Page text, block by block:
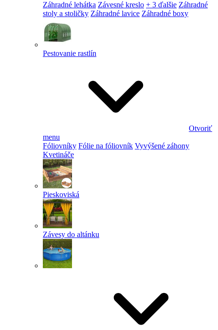
Záhradné lehátka Závesné kreslo + 3 ďalšie Záhradné
stoly a stoličky Záhradné lavice Záhradné boxy
Pestovanie rastlín
Otvoriť
menu
Fóliovníky Fólie na fóliovník Vyvýšené záhony
Kvetináče
Pieskoviská
Závesy do altánku